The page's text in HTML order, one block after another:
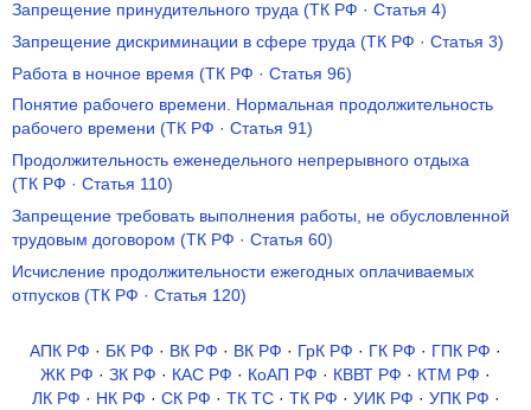
Запрещение принудительного труда (ТК РФ · Статья 4)
Запрещение дискриминации в сфере труда (ТК РФ · Статья 3)
Работа в ночное время (ТК РФ · Статья 96)
Понятие рабочего времени. Нормальная продолжительность
рабочего времени (ТК РФ · Статья 91)
Продолжительность еженедельного непрерывного отдыха
(ТК РФ · Статья 110)
Запрещение требовать выполнения работы, не обусловленной
трудовым договором (ТК РФ · Статья 60)
Исчисление продолжительности ежегодных оплачиваемых
отпусков (ТК РФ · Статья 120)
АПК РФ · БК РФ · ВК РФ · ВК РФ · ГрК РФ · ГК РФ · ГПК РФ ·
ЖК РФ · ЗК РФ · КАС РФ · КоАП РФ · КВВТ РФ · КТМ РФ ·
ЛК РФ · НК РФ · СК РФ · ТК TC· ТК РФ · УИК РФ · УПК РФ ·